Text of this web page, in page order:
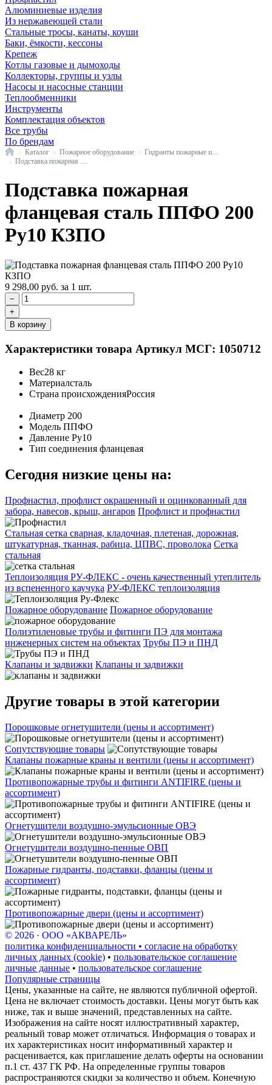
Алюминиевые изделия
Из нержавеющей стали
Стальные тросы, канаты, коуши
Баки, ёмкости, кессоны
Крепеж
Котлы газовые и дымоходы
Коллекторы, группы и узлы
Насосы и насосные станции
Теплообменники
Инструменты
Комплектация объектов
Все трубы
По брендам
ГлавнаяКаталог Пожарное оборудование
Подставка пожарная сталь ППФО КЗПО
Подставка пожарная
фланцевая сталь ППФО 200
Ру10 КЗПО
9 298,00 руб. за 1 шт.
−
+
В корзину
Характеристики товара Артикул МСГ: 1050712
Вес28 кг
Материалсталь
Страна происхожденияРоссия
Диаметр 200
Модель ППФО
Давление Ру10
Тип соединения фланцевая
Сегодня низкие цены на:
Профнастил, профлист окрашенный и оцинкованный для
забора, навесов, крыш, ангаров Профлист и профнастил
Стальная сетка сварная, кладочная, плетеная, дорожная,
штукатурная, тканная, рабица, ЦПВС, проволока Сетка
стальная
Теплоизоляция РУ-ФЛЕКС - очень качественный утеплитель
из вспененного каучука РУ-ФЛЕКС теплоизоляция
Пожарное оборудование Пожарное оборудование
Полиэтиленовые трубы и фитинги ПЭ для монтажа
инженерных систем на объектах Трубы ПЭ и ПНД
Клапаны и задвижки Клапаны и задвижки
Другие товары в этой категории
Порошковые огнетушители (цены и ассортимент)
Сопутствующие товары
Клапаны пожарные краны и вентили (цены и ассортимент)
Противопожарные трубы и фитинги ANTIFIRE (цены и
ассортимент)
Огнетушители воздушно-эмульсионные ОВЭ
Огнетушители воздушно-пенные ОВП
Пожарные гидранты, подставки, фланцы (цены и
ассортимент)
Противопожарные двери (цены и ассортимент)
© 2026 · ООО «АКВАРЕЛЬ»
политика конфиденциальности • согласие на обработку
личных данных (cookie) • пользовательское соглашение
личные данные • пользовательское соглашение
Популярные страницы
Цены, указанные на сайте, не являются публичной офертой.
Цена не включает стоимость доставки. Цены могут быть как
ниже, так и выше значений, представленных на сайте.
Изображения на сайте носят иллюстративный характер,
реальный товар может отличаться. Информация о товарах и
их характеристиках носит информативный характер и
расценивается, как приглашение делать оферты на основании
п.1 ст. 437 ГК РФ. На определенные группы товаров
распространяются скидки за количество и объем. Конечную